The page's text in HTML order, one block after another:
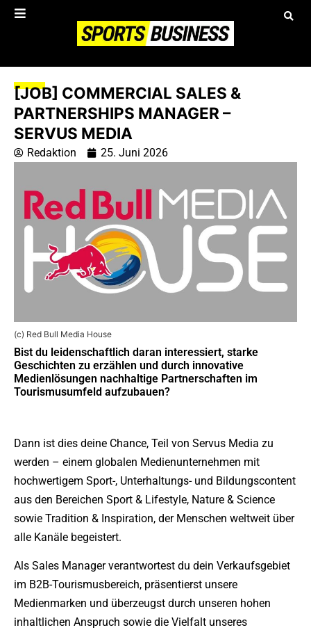
[JOB] COMMERCIAL SALES &
PARTNERSHIPS MANAGER –
SERVUS MEDIA
Redaktion 25. Juni 2026
(c) Red Bull Media House
Bist du leidenschaftlich daran interessiert, starke
Geschichten zu erzählen und durch innovative
Medienlösungen nachhaltige Partnerschaften im
Tourismusumfeld aufzubauen?
Dann ist dies deine Chance, Teil von Servus Media zu
werden – einem globalen Medienunternehmen mit
hochwertigem Sport-, Unterhaltungs- und Bildungscontent
aus den Bereichen Sport & Lifestyle, Nature & Science
sowie Tradition & Inspiration, der Menschen weltweit über
alle Kanäle begeistert.
Als Sales Manager verantwortest du dein Verkaufsgebiet
im B2B-Tourismusbereich, präsentierst unsere
Medienmarken und überzeugst durch unseren hohen
inhaltlichen Anspruch sowie die Vielfalt unseres